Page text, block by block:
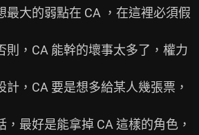
最大的弱點在 CA ，在這裡必須假
則，CA 能幹的壞事太多了，權力
計，CA 要是想多給某人幾張票，
最好是能拿掉 CA 這樣的角色，